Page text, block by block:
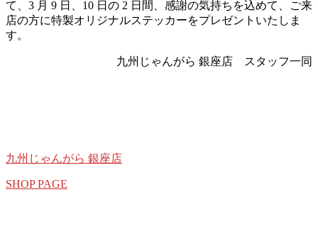
て、3 月 9 日、10 日の 2 日間、感謝の気持ちを込めて、ご来
店の方に特製オリジナルステッカーをプレゼントいたしま
す。
九州じゃんがら 銀座店 スタッフ一同
九州じゃんがら 銀座店
SHOP PAGE